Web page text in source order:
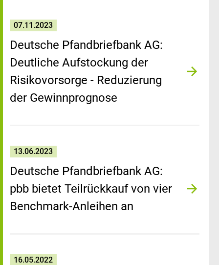
07.11.2023
Deutsche Pfandbriefbank AG:
Deutliche Aufstockung der
Risikovorsorge - Reduzierung
der Gewinnprognose
13.06.2023
Deutsche Pfandbriefbank AG:
pbb bietet Teilrückkauf von vier
Benchmark-Anleihen an
16.05.2022